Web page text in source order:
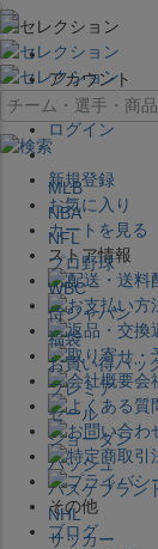
×
アカウント
ログイン
新規登録
お気に入り
カートを見る
ストア情報
会
その他
ブログ
MLB
NBA
NFL
プロ野球
WBC
侍ジャパン
福袋
お買い得パッ
プレミア
セール
ジョーダン
バッシュ
バスケブラン
NHL
サッカー